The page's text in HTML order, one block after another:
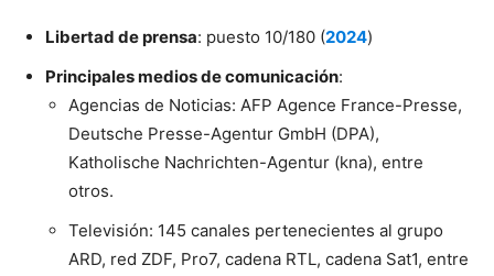
Libertad de prensa: puesto 10/180 (2024)
Principales medios de comunicación:
Agencias de Noticias: AFP Agence France-Presse,
Deutsche Presse-Agentur GmbH (DPA),
Katholische Nachrichten-Agentur (kna), entre
otros.
Televisión: 145 canales pertenecientes al grupo
ARD, red ZDF, Pro7, cadena RTL, cadena Sat1, entre